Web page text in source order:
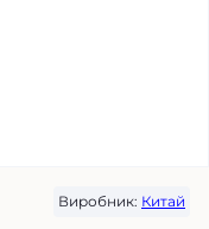
Виробник: Китай